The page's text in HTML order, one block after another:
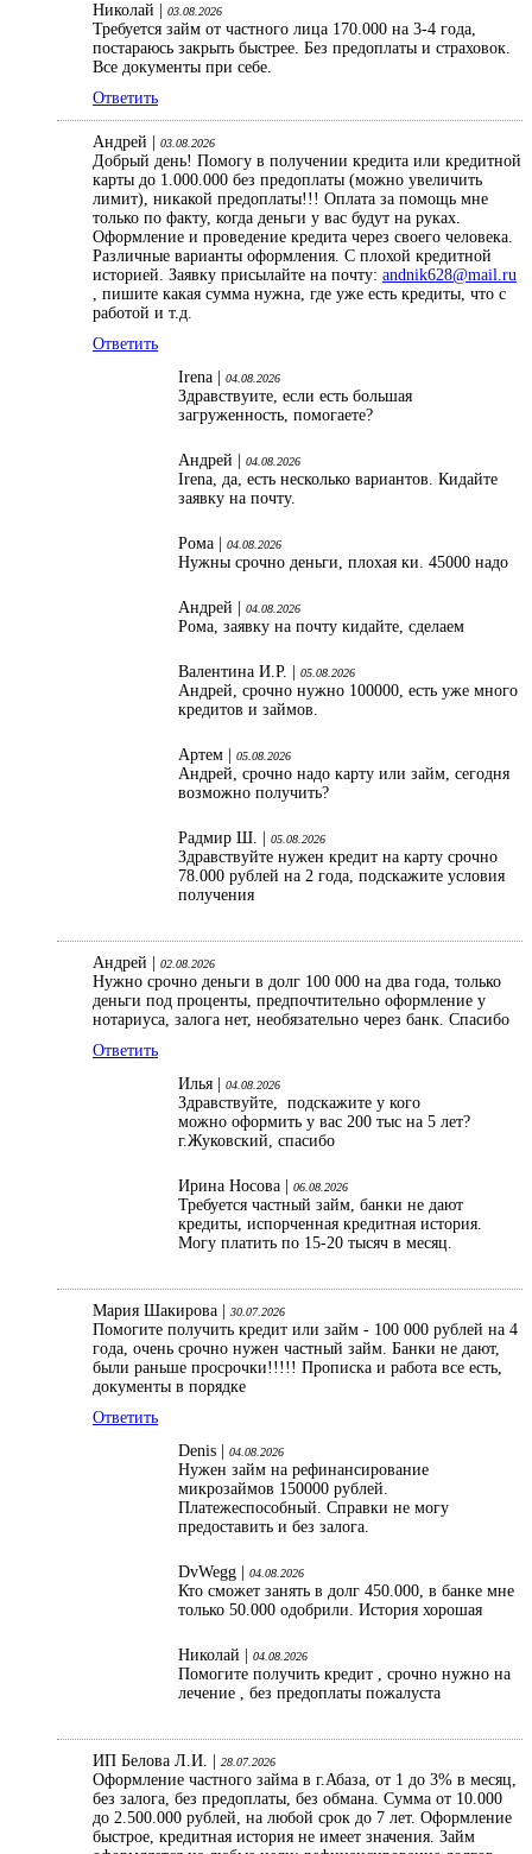
Николай | 03.08.2026
Требуется займ от частного лица 170.000 на 3-4 года,
постараюсь закрыть быстрее. Без предоплаты и страховок.
Все документы при себе.
Ответить
Андрей | 03.08.2026
Добрый день! Помогу в получении кредита или кредитной
карты до 1.000.000 без предоплаты (можно увеличить
лимит), никакой предоплаты!!! Оплата за помощь мне
только по факту, когда деньги у вас будут на руках.
Оформление и проведение кредита через своего человека.
Различные варианты оформления. С плохой кредитной
историей. Заявку присылайте на почту: andnik628@mail.ru
, пишите какая сумма нужна, где уже есть кредиты, что с
работой и т.д.
Ответить
Irena |
04.08.2026
Здравствуите, если есть большая
загруженность, помогаете?
Андрей | 04.08.2026
Irena, да, есть несколько вариантов. Кидайте
заявку на почту.
Рома | 04.08.2026
Нужны срочно деньги, плохая ки. 45000 надо
Андрей | 04.08.2026
Рома, заявку на почту кидайте, сделаем
Валентина И.Р. | 05.08.2026
Андрей, срочно нужно 100000, есть уже много
кредитов и займов.
Артем | 05.08.2026
Андрей, срочно надо карту или займ, сегодня
возможно получить?
Радмир Ш. | 05.08.2026
Здравствуйте нужен кредит на карту срочно
78.000 рублей на 2 года, подскажите условия
получения
Андрей | 02.08.2026
Нужно срочно деньги в долг 100 000 на два года, только
деньги под проценты, предпочтительно оформление у
нотариуса, залога нет, необязательно через банк. Спасибо
Ответить
Илья |
04.08.2026
Здравствуйте, подскажите у кого
можно оформить у вас 200 тыс на 5 лет?
г.Жуковский, спасибо
Ирина Носова | 06.08.2026
Требуется частный займ, банки не дают
кредиты, испорченная кредитная история.
Могу платить по 15-20 тысяч в месяц.
Мария Шакирова | 30.07.2026
Помогите получить кредит или займ - 100 000 рублей на 4
года, очень срочно нужен частный займ. Банки не дают,
были раньше просрочки!!!!! Прописка и работа все есть,
документы в порядке
Ответить
Denis |
04.08.2026
Нужен займ на рефинансирование
микрозаймов 150000 рублей.
Платежеспособный. Справки не могу
предоставить и без залога.
DvWegg | 04.08.2026
Кто сможет занять в долг 450.000, в банке мне
только 50.000 одобрили. История хорошая
Николай | 04.08.2026
Помогите получить кредит , срочно нужно на
лечение , без предоплаты пожалуста
ИП Белова Л.И. | 28.07.2026
Оформление частного займа в г.Абаза, от 1 до 3% в месяц,
без залога, без предоплаты, без обмана. Сумма от 10.000
до 2.500.000 рублей, на любой срок до 7 лет. Оформление
быстрое, кредитная история не имеет значения. Займ